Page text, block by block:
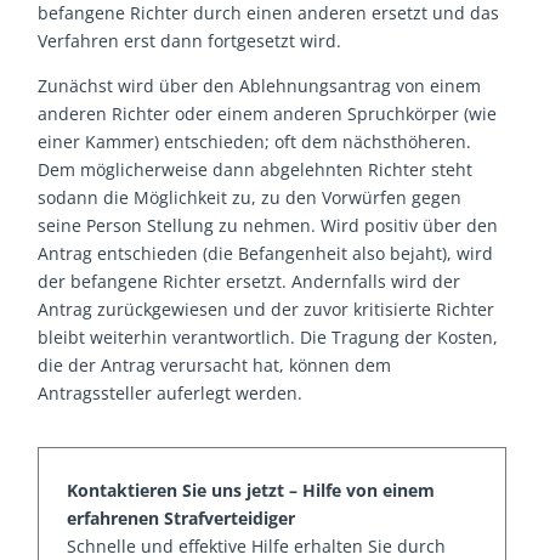
befangene Richter durch einen anderen ersetzt und das
Verfahren erst dann fortgesetzt wird.
Zunächst wird über den Ablehnungsantrag von einem
anderen Richter oder einem anderen Spruchkörper (wie
einer Kammer) entschieden; oft dem nächsthöheren.
Dem möglicherweise dann abgelehnten Richter steht
sodann die Möglichkeit zu, zu den Vorwürfen gegen
seine Person Stellung zu nehmen. Wird positiv über den
Antrag entschieden (die Befangenheit also bejaht), wird
der befangene Richter ersetzt. Andernfalls wird der
Antrag zurückgewiesen und der zuvor kritisierte Richter
bleibt weiterhin verantwortlich. Die Tragung der Kosten,
die der Antrag verursacht hat, können dem
Antragssteller auferlegt werden.
Kontaktieren Sie uns jetzt – Hilfe von einem
erfahrenen Strafverteidiger
Schnelle und effektive Hilfe erhalten Sie durch